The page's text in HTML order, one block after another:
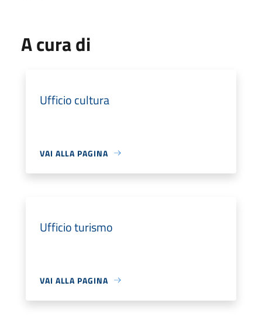
A cura di
Ufficio cultura
VAI ALLA PAGINA
Ufficio turismo
VAI ALLA PAGINA